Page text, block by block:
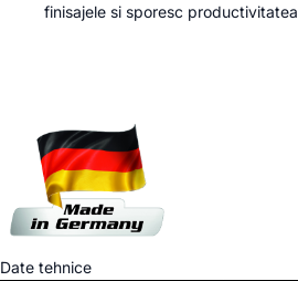
finisajele si sporesc productivitatea
Date tehnice